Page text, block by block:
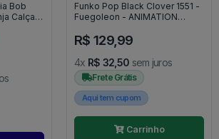
Bob
Calça
Funko Pop Black Clover 1551 -
Fuegoleon - ANIMATION
R$ 129,99
4x R$ 32,50 sem juros
Frete Grátis
Aqui tem cupom
Carrinho